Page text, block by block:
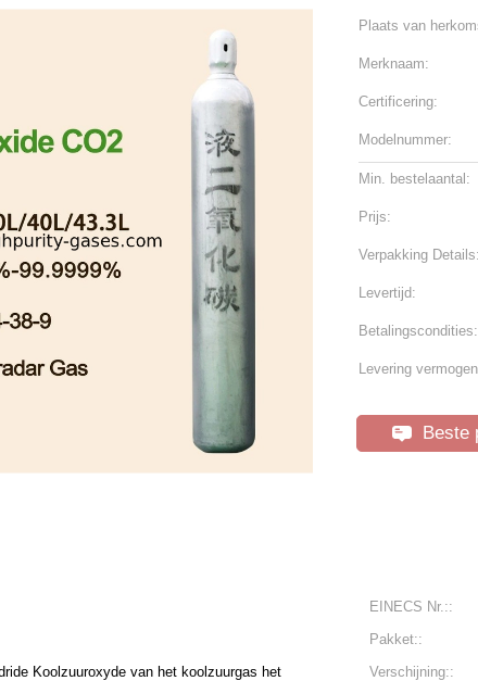
Plaats van
Merknaam:
Certificering:
Modelnummer:
Min. bestelaantal:
Prijs:
Verpakking Details:
Levertijd:
Betalingscondities:
Levering
Beste
EINECS Nr.::
Pakket::
Koolzuuroxyde van het koolzuurgas het
Verschijning::